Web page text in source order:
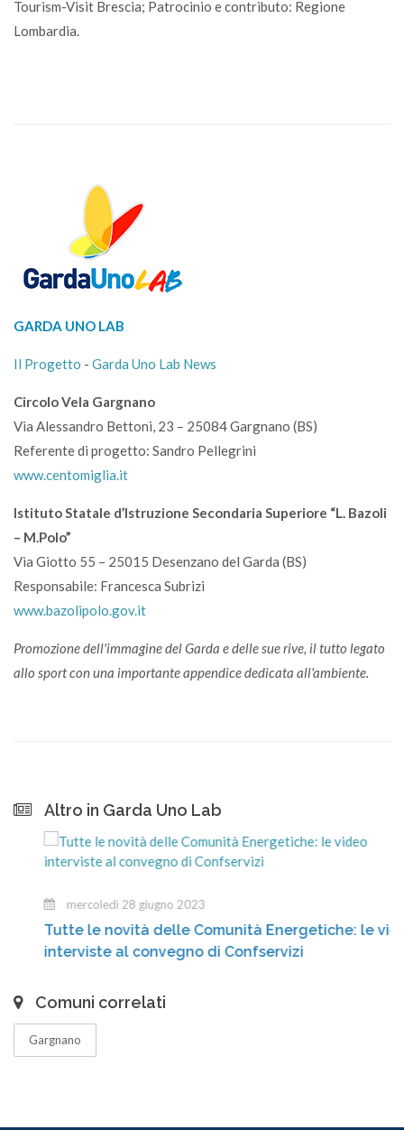
Tourism-Visit Brescia; Patrocinio e contributo: Regione
Lombardia.
GARDA UNO LAB
Il Progetto - Garda Uno Lab News
Circolo Vela Gargnano
Via Alessandro Bettoni, 23 – 25084 Gargnano (BS)
Referente di progetto: Sandro Pellegrini
www.centomiglia.it
Istituto Statale d’Istruzione Secondaria Superiore “L. Bazoli
– M.Polo”
Via Giotto 55 – 25015 Desenzano del Garda (BS)
Responsabile: Francesca Subrizi
www.bazolipolo.gov.it
Promozione dell'immagine del Garda e delle sue rive, il tutto legato
allo sport con una importante appendice dedicata all'ambiente.
Altro in Garda Uno Lab
mercoledì 28 giugno 2023
Tutte le novità delle Comunità Energetiche: le video
interviste al convegno di Confservizi
Comuni correlati
Gargnano